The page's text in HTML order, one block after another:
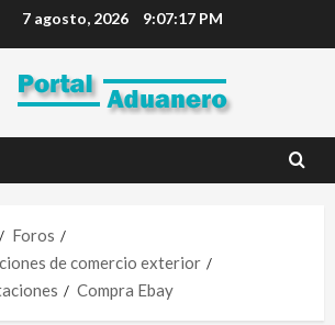
7 agosto, 2026 9:07:17 PM
Foros
de comercio exterior
Compra Ebay